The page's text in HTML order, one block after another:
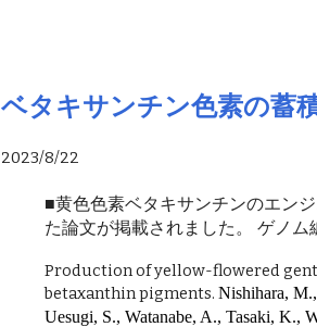
ベタキサンチン色素の蓄
2023/8/22
■黄色色素ベタキサンチンのエン
た論文が掲載されました。 ゲノ
Production of yellow-flowered
betaxanthin pigments.Nishihara,
Uesugi, S., Watanabe, A., Tasaki, K.,